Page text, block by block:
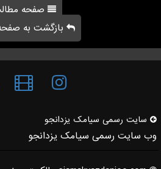
صفحه
بازگشت به
سایت رسمی سیامك یزدانجو
وب سایت رسمی سیامک یزدانجو